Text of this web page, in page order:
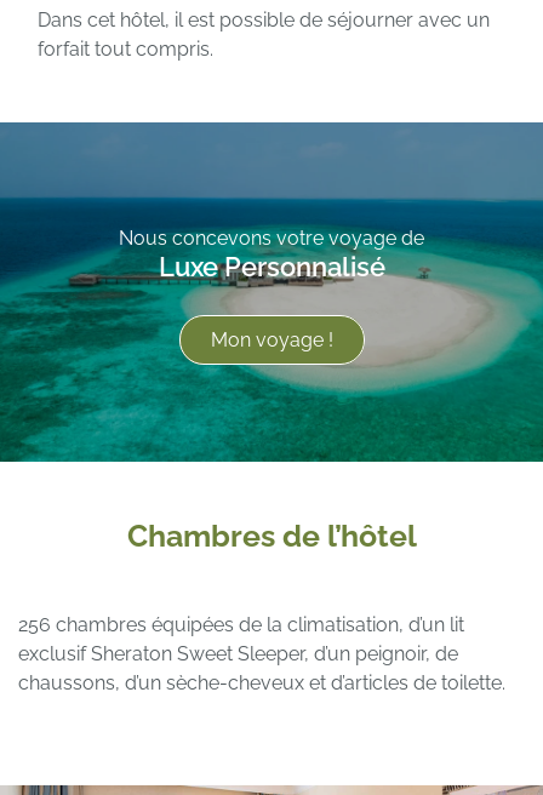
Dans cet hôtel, il est possible de séjourner avec un
forfait tout compris.
Nous concevons votre voyage de
Luxe Personnalisé
Mon voyage !
Chambres de l’hôtel
256 chambres équipées de la climatisation, d’un lit
exclusif Sheraton Sweet Sleeper, d’un peignoir, de
chaussons, d’un sèche-cheveux et d’articles de toilette.